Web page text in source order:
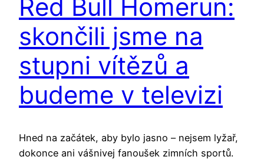
Red Bull Homerun:
skončili jsme na
stupni vítězů a
budeme v televizi
Hned na začátek, aby bylo jasno – nejsem lyžař,
dokonce ani vášnivej fanoušek zimních sportů.